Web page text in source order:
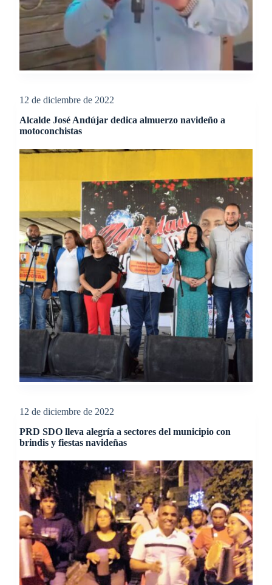
12 de diciembre de 2022
Alcalde José Andújar dedica almuerzo navideño a
motoconchistas
12 de diciembre de 2022
PRD SDO lleva alegría a sectores del municipio con
brindis y fiestas navideñas